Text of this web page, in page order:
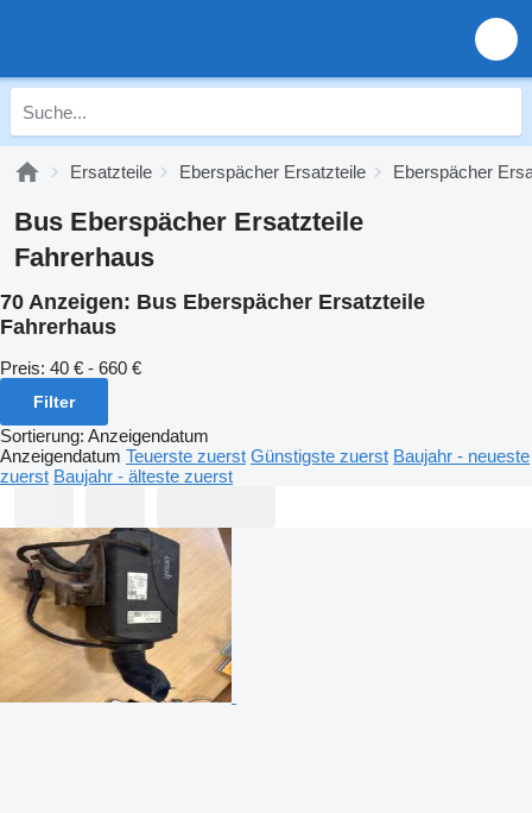
Ersatzteile Eberspächer Ersatzteile Eberspächer
Bus Eberspächer Ersatzteile
Fahrerhaus
70 Anzeigen: Bus Eberspächer Ersatzteile
Fahrerhaus
Preis: 40 € - 660 €
Filter
Sortierung: Anzeigendatum
Anzeigendatum Teuerste zuerst Günstigste zuerst Baujahr - neueste
zuerst Baujahr - älteste zuerst